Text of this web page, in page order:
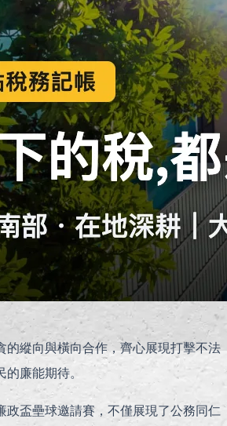
的縱向與橫向合作，齊心展現打擊不法
廉能期待。
政盃壘球邀請賽，不僅展現了公務同仁